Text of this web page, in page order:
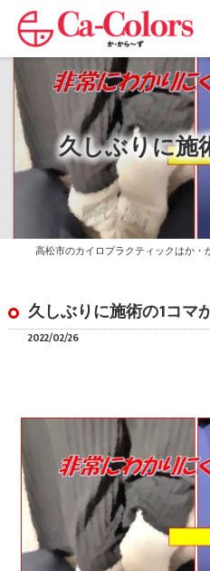
久しぶりに施
久しぶりに施術の1コマ
2022/02/26